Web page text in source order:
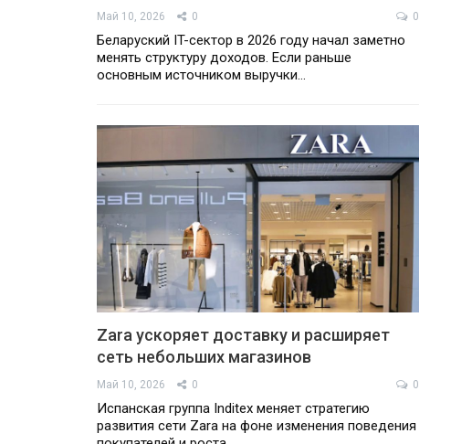
Май 10, 2026 0 0
Беларуский IT-сектор в 2026 году начал заметно
менять структуру доходов. Если раньше
основным источником выручки…
Zara ускоряет доставку и расширяет
сеть небольших магазинов
Май 10, 2026 0 0
Испанская группа Inditex меняет стратегию
развития сети Zara на фоне изменения поведения